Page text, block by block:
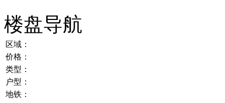
楼盘导航
区域：
价格：
类型：
户型：
地铁：